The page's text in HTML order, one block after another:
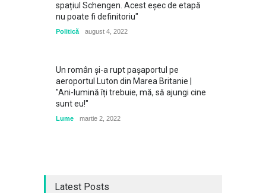
spațiul Schengen. Acest eșec de etapă
nu poate fi definitoriu"
Politică august 4, 2022
Un român și-a rupt pașaportul pe
aeroportul Luton din Marea Britanie |
"Ani-lumină îți trebuie, mă, să ajungi cine
sunt eu!"
Lume martie 2, 2022
Latest Posts